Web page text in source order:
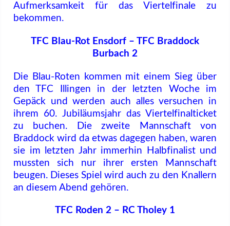
Aufmerksamkeit für das Viertelfinale zu
bekommen.
TFC Blau-Rot Ensdorf – TFC Braddock
Burbach 2
Die Blau-Roten kommen mit einem Sieg über
den TFC Illingen in der letzten Woche im
Gepäck und werden auch alles versuchen in
ihrem 60. Jubiläumsjahr das Viertelfinalticket
zu buchen. Die zweite Mannschaft von
Braddock wird da etwas dagegen haben, waren
sie im letzten Jahr immerhin Halbfinalist und
mussten sich nur ihrer ersten Mannschaft
beugen. Dieses Spiel wird auch zu den Knallern
an diesem Abend gehören.
TFC Roden 2 – RC Tholey 1